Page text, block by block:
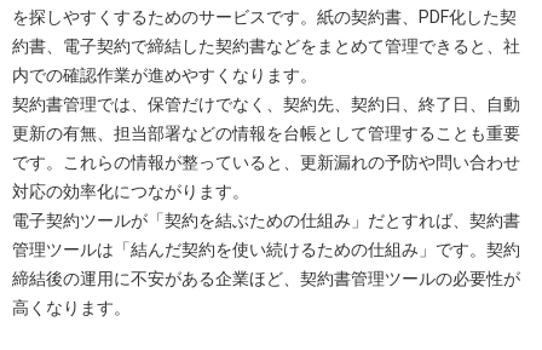
を探しやすくするためのサービスです。紙の契約書、PDF化した契
約書、電子契約で締結した契約書などをまとめて管理できると、社
内での確認作業が進めやすくなります。
契約書管理では、保管だけでなく、契約先、契約日、終了日、自動
更新の有無、担当部署などの情報を台帳として管理することも重要
です。これらの情報が整っていると、更新漏れの予防や問い合わせ
対応の効率化につながります。
電子契約ツールが「契約を結ぶための仕組み」だとすれば、契約書
管理ツールは「結んだ契約を使い続けるための仕組み」です。契約
締結後の運用に不安がある企業ほど、契約書管理ツールの必要性が
高くなります。